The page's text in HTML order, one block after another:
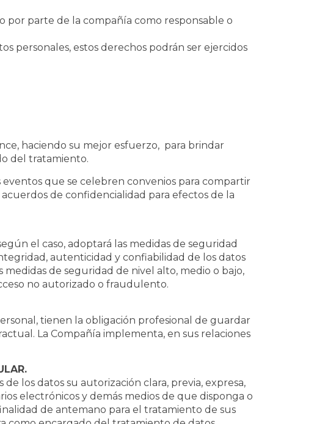
por parte de la compañía como responsable o
personales, estos derechos podrán ser ejercidos
haciendo su mejor esfuerzo, para brindar
del tratamiento.
que se celebren convenios para compartir
de confidencialidad para efectos de la
el caso, adoptará las medidas de seguridad
autenticidad y confiabilidad de los datos
medidas de seguridad de nivel alto, medio o bajo,
no autorizado o fraudulento.
tienen la obligación profesional de guardar
La Compañía implementa, en sus relaciones
los datos su autorización clara, previa, expresa,
electrónicos y demás medios de que disponga o
de antemano para el tratamiento de sus